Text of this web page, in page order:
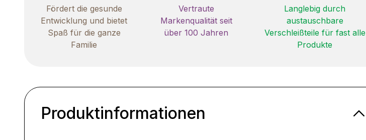
Fördert die gesunde
Entwicklung und bietet
Spaß für die ganze
Familie
Vertraute
Markenqualität seit
über 100 Jahren
Langlebig durch
austauschbare
Verschleißteile für fast alle
Produkte
Produktinformationen